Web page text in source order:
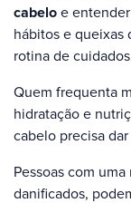
cabelo e
hábitos e queixas
rotina de
Quem frequenta
hidratação e
cabelo precisa
Pessoas com
danificados,